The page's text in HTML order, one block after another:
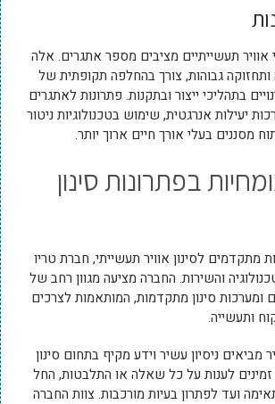
אוויר תעשייתיים מציבים מספר אתגרים. אלה
ותחזוקה גבוהות, צורך בהחלפה תקופתית של
בתהליכי ייצור ובתקנות. פתרונות לאתגרים
יעילות אנרגטית, שימוש בטכנולוגיות ניטור
מסננים בעלי אורך חיים ארוך יותר.
בפתרונות סינון
מתקדמים לסינון אוויר תעשייתי, חברת טריו
והשירות. החברה מציעה מגוון רחב של
ומערכות סינון מתקדמות, המותאמות לצרכים
ותעשייה.
מביאים ניסיון עשיר וידע מקיף בתחום סינון
זמינים לענות על כל שאלה או התלבטות, החל
ועד לפתרון בעיות מורכבות. צוות החברה